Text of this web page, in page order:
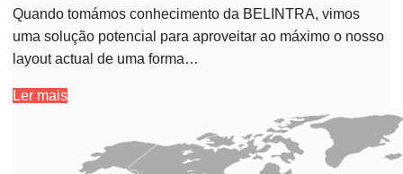
Quando tomámos conhecimento da BELINTRA, vimos
uma solução potencial para aproveitar ao máximo o nosso
layout actual de uma forma…
Ler mais